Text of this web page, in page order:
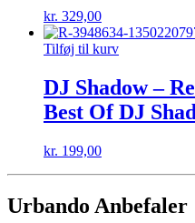
kr. 329,00
Tilføj til kurv
DJ Shadow –
Best Of DJ
kr. 199,00
Urbando Anbefaler